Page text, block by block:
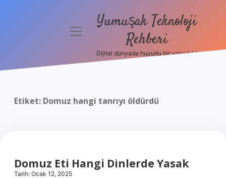
Politikası
menüyüYumuşak Teknoloji
Rehberi
Dijital dünyada huzurlu bir yolculuk!
Etiket: Domuz hangi tanrıyı öldürdü
Domuz Eti Hangi Dinlerde Yasak
Tarih: Ocak 12, 2025